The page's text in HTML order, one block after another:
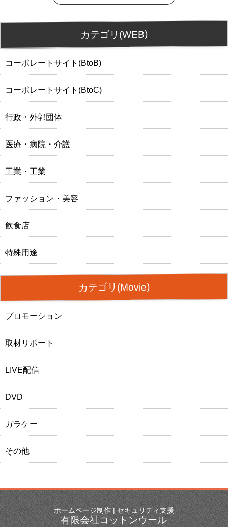
カテゴリ(WEB)
コーポレートサイト(BtoB)
コーポレートサイト(BtoC)
行政・外郭団体
医療・病院・介護
工業・工業
ファッション・美容
飲食店
特殊用途
カテゴリ(Movie)
プロモーション
取材リポート
LIVE配信
DVD
ガラケー
その他
ホームページ制作 | セキュリティ支援
有限会社コットンウール